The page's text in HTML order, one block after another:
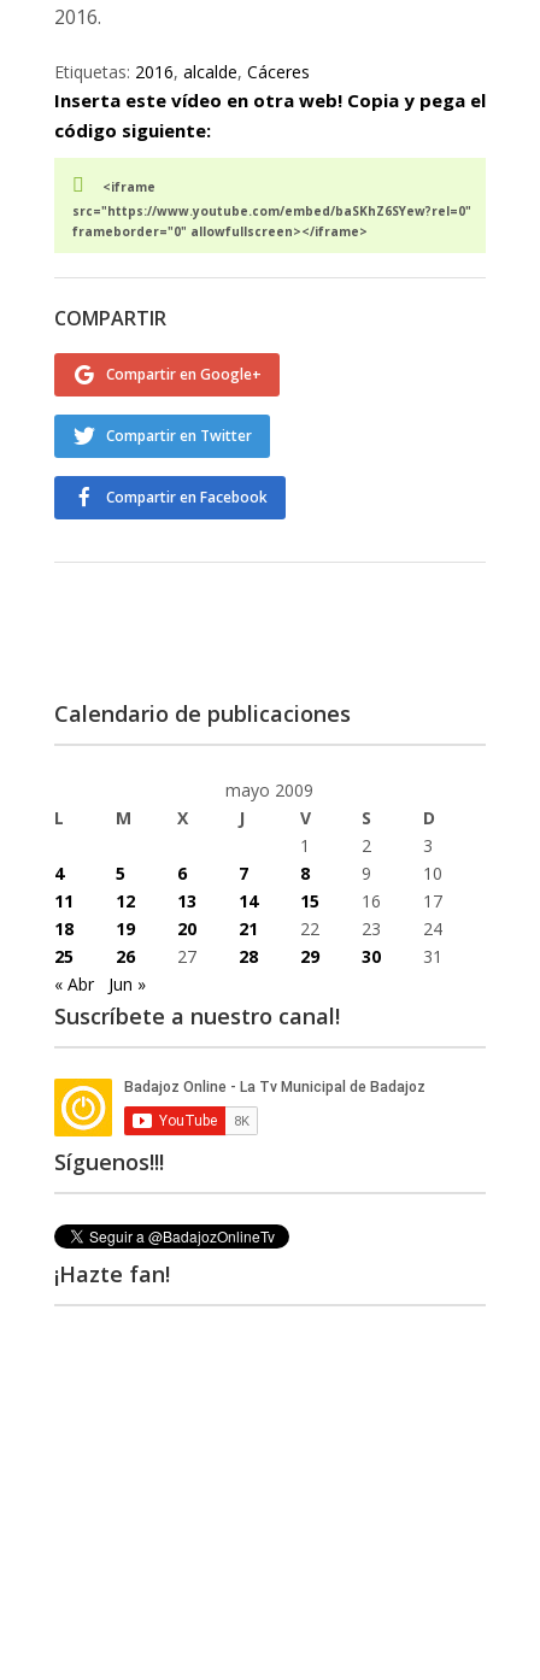
2016.
Etiquetas: 2016, alcalde, Cáceres
Inserta este vídeo en otra web! Copia y pega el
código siguiente:
<iframe
src="https://www.youtube.com/embed/baSKhZ6SYew?rel=0"
frameborder="0" allowfullscreen></iframe>
COMPARTIR
Compartir en Google+
Compartir en Twitter
Compartir en Facebook
Calendario de publicaciones
mayo 2009
L
M X J V S
D
1
2
3
4
5 6 7 8 9
10
11
12 13 14 15 16
17
18
19 20 21 22 23
24
25
26 27 28 29 30
31
« Abr
Jun »
Suscríbete a nuestro canal!
Síguenos!!!
¡Hazte fan!